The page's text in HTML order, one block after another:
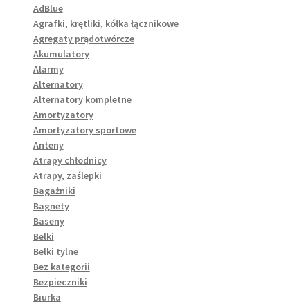
AdBlue
Agrafki, krętliki, kółka łącznikowe
Agregaty prądotwórcze
Akumulatory
Alarmy
Alternatory
Alternatory kompletne
Amortyzatory
Amortyzatory sportowe
Anteny
Atrapy chłodnicy
Atrapy, zaślepki
Bagażniki
Bagnety
Baseny
Belki
Belki tylne
Bez kategorii
Bezpieczniki
Biurka